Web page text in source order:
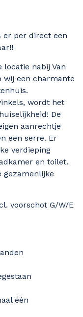
er per direct een
locatie nabij Van
wij een charmante
wordt het
De
aanrechtje
een serre. Er
verdieping
en toilet.
gezamenlijke
voorschot G/W/E
één